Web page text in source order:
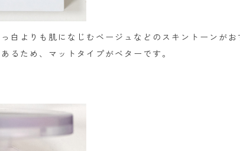
白よりも肌になじむベージュなどのスキントーンがお
るため、マットタイプがベターです。